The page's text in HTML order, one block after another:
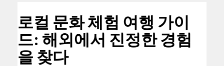
로컬 문화 체험 여행 가이
드: 해외에서 진정한 경험
을 찾다